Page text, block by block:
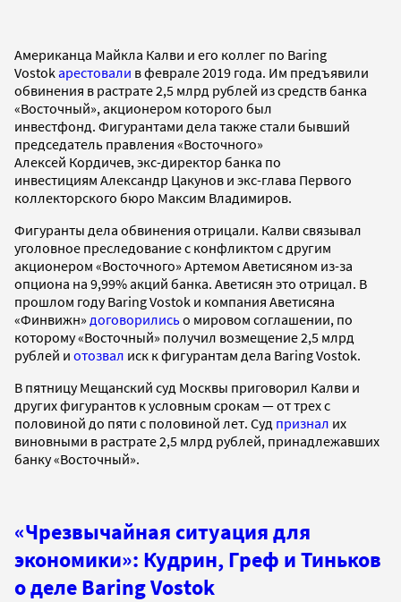
Американца Майкла Калви и его коллег по Baring
Vostokарестовали в феврале 2019 года. Им предъявили
обвинения в растрате 2,5 млрд рублей из средств банка
«Восточный», акционером которого был
инвестфонд. Фигурантами дела также стали бывший
председатель правления «Восточного»
Алексей Кордичев, экс-директор банка по
инвестициям Александр Цакунов и экс-глава Первого
коллекторского бюро Максим Владимиров.
Фигуранты дела обвинения отрицали. Калви связывал
уголовное преследование с конфликтом с другим
акционером «Восточного» Артемом Аветисяном из-за
опциона на 9,99% акций банка. Аветисян это отрицал. В
прошлом году Baring Vostok и компания Аветисяна
«Финвижн» договорилисьо мировом соглашении, по
которому «Восточный» получил возмещение 2,5 млрд
рублей и отозвал иск к фигурантам дела Baring Vostok.
В пятницу Мещанский суд Москвы приговорил Калви и
других фигурантов к условным срокам — от трех с
половиной до пяти с половиной лет. Суд признал их
виновными в растрате 2,5 млрд рублей, принадлежавших
банку «Восточный».
«Чрезвычайная ситуация для
экономики»: Кудрин, Греф и Тиньков
о деле Baring Vostok